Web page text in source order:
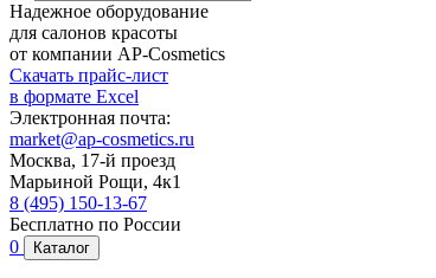
Надежное оборудование
для салонов красоты
от компании AP-Cosmetics
Скачать прайс-лист
в формате Excel
Электронная почта:
market@ap-cosmetics.ru
Москва, 17-й проезд
Марьиной Рощи, 4к1
8 (495) 150-13-67
Бесплатно по России
0
Каталог